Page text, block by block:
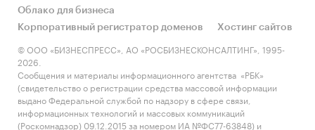
Облако для бизнеса
Корпоративный регистратор доменов
Хостинг сайтов
© ООО «БИЗНЕСПРЕСС», АО «РОСБИЗНЕСКОНСАЛТИНГ», 1995-
2026.
Сообщения и материалы информационного агентства «РБК»
(свидетельство о регистрации средства массовой информации
выдано Федеральной службой по надзору в сфере связи,
информационных технологий и массовых коммуникаций
(Роскомнадзор) 09.12.2015 за номером ИА №ФС77-63848) и